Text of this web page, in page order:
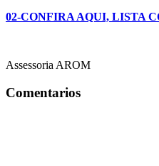
02-CONFIRA AQUI, LISTA
Assessoria AROM
Comentarios